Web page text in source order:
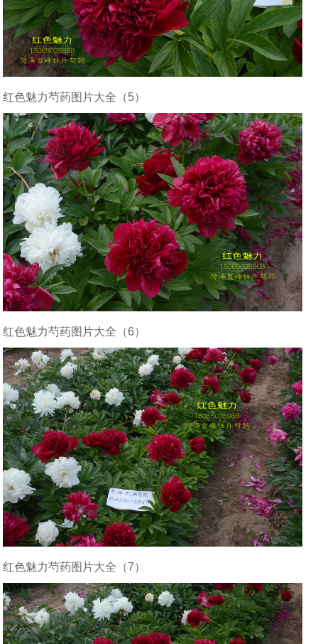
红色魅力芍药图片大全（5）
红色魅力芍药图片大全（6）
红色魅力芍药图片大全（7）